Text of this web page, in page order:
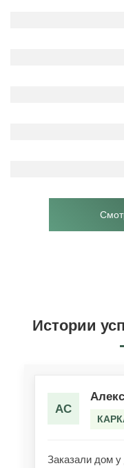
Истории
АС
Заказали дом